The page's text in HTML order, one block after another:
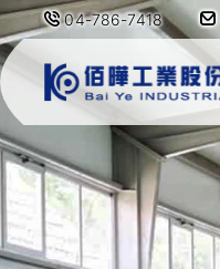
04-786-7418